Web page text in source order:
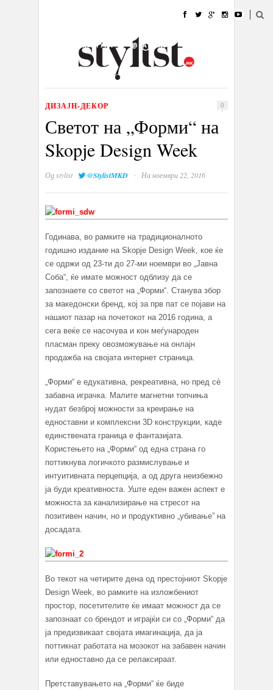
УБАВИНА
КУЛТУРА @РАБОТА
ИЗЛОГ
ДИЗАЈН-ДЕКОР 0
Светот на „Форми“ на
Skopje Design Week
Одstylist @StylistMKD · На ноември 22, 2016
Годинава, во рамките на традиционалното
годишно издание на Skopje Design Week, кое ќе
се одржи од 23-ти до 27-ми ноември во „Јавна
Соба“, ќе имате можност одблизу да се
запознаете со светот на „Форми“. Станува збор
за македонски бренд, кој за прв пат се појави на
нашиот пазар на почетокот на 2016 година, а
сега веќе се насочува и кон меѓународен
пласман преку овозможување на онлајн
продажба на својата интернет страница.
„Форми“ е едукативна, рекреативна, но пред сè
забавна играчка. Малите магнетни топчиња
нудат безброј можности за креирање на
едноставни и комплексни 3D конструкции, каде
единствената граница е фантазијата.
Користењето на „Форми“ од една страна го
поттикнува логичкото размислување и
интуитивната перцепција, а од друга неизбежно
ја буди креативноста. Уште еден важен аспект е
можноста за канализирање на стресот на
позитивен начин, но и продуктивно „убивање” на
досадата.
Во текот на четирите дена од престојниот Skopje
Design Week, во рамките на изложбениот
простор, посетителите ќе имаат можност да се
запознаат со брендот и играјќи си со „Форми“ да
ја предизвикаат својата имагинација, да ја
поттикнат работата на мозокот на забавен начин
или едноставно да се релаксираат.
Претставувањето на „Форми“ ќе биде